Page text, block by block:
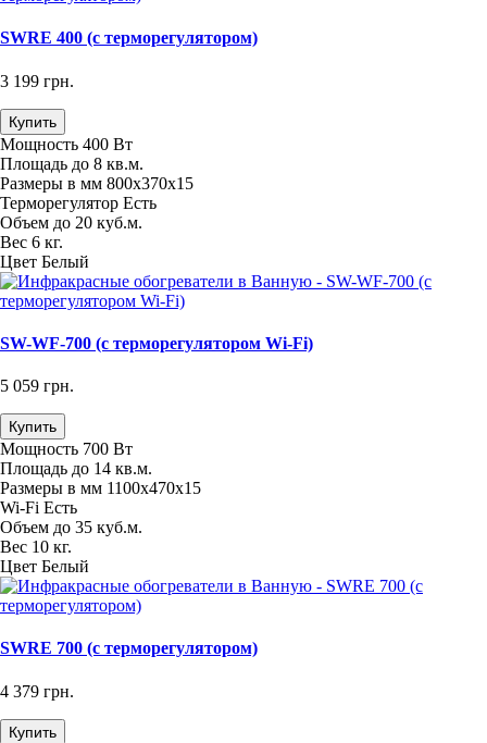
SWRE 400 (с терморегулятором)
3 199 грн.
Купить
Мощность 400 Вт
Площадь до 8 кв.м.
Размеры в мм 800х370х15
Терморегулятор Есть
Объем до 20 куб.м.
Вес 6 кг.
Цвет Белый
SW-WF-700 (с терморегулятором Wi-Fi)
5 059 грн.
Купить
Мощность 700 Вт
Площадь до 14 кв.м.
Размеры в мм 1100х470х15
Wi-Fi Есть
Объем до 35 куб.м.
Вес 10 кг.
Цвет Белый
SWRE 700 (с терморегулятором)
4 379 грн.
Купить